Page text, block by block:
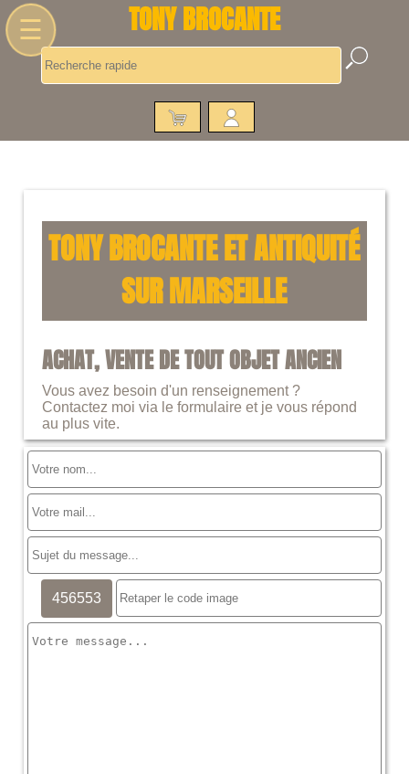
TONY BROCANTE
☰
TONY BROCANTE ET ANTIQUITÉ
SUR MARSEILLE
ACHAT, VENTE DE TOUT OBJET ANCIEN
Vous avez besoin d'un renseignement ?
Contactez moi via le formulaire et je vous répond
au plus vite.
456553